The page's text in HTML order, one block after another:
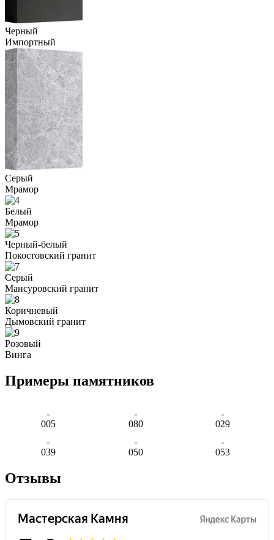
Черный
Импортный
Серый
Мрамор
Белый
Мрамор
Черный-белый
Покостовский гранит
Серый
Мансуровский гранит
Коричневый
Дымовский гранит
Розовый
Винга
Примеры памятников
005 080 029
039 050 053
Отзывы